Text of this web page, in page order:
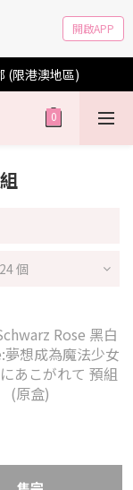
開啟APP
(限港澳地區)
個